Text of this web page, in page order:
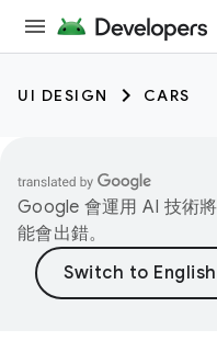
UI DESIGN CARS
Google 會運用 AI 技術
能會出錯。